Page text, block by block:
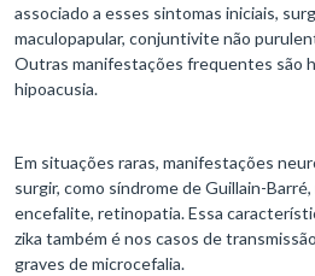
associado a esses sintomas iniciais,
maculopapular, conjuntivite não
Outras manifestações frequentes são
hipoacusia.
Em situações raras, manifestações
surgir, como síndrome de Guillain-
encefalite, retinopatia. Essa
zika também é nos casos de
graves de microcefalia.